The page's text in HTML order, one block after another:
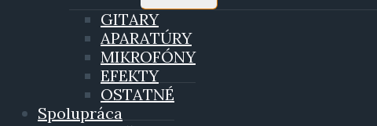
MENU
GITARY
APARATÚRY
MIKROFÓNY
EFEKTY
OSTATNÉ
Spolupráca